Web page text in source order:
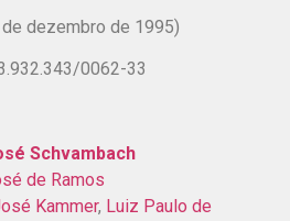
de dezembro de 1995)
0062-33
Schvambach
de Ramos
Kammer, Luiz Paulo de